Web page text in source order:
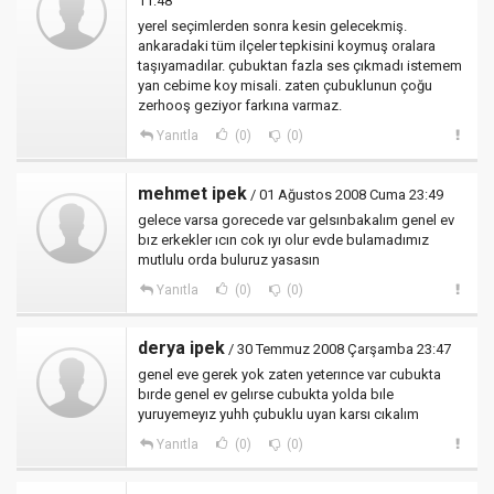
yerel seçimlerden sonra kesin gelecekmiş.
ankaradaki tüm ilçeler tepkisini koymuş oralara
taşıyamadılar. çubuktan fazla ses çıkmadı istemem
yan cebime koy misali. zaten çubuklunun çoğu
zerhooş geziyor farkına varmaz.
Yanıtla (0) (0)
mehmet ipek / 01 Ağustos 2008 Cuma 23:49
gelece varsa gorecede var gelsınbakalım genel ev
bız erkekler ıcın cok ıyı olur evde bulamadımız
mutlulu orda buluruz yasasın
Yanıtla (0) (0)
derya ipek / 30 Temmuz 2008 Çarşamba 23:47
genel eve gerek yok zaten yeterınce var cubukta
bırde genel ev gelırse cubukta yolda bıle
yuruyemeyız yuhh çubuklu uyan karsı cıkalım
Yanıtla (0) (0)